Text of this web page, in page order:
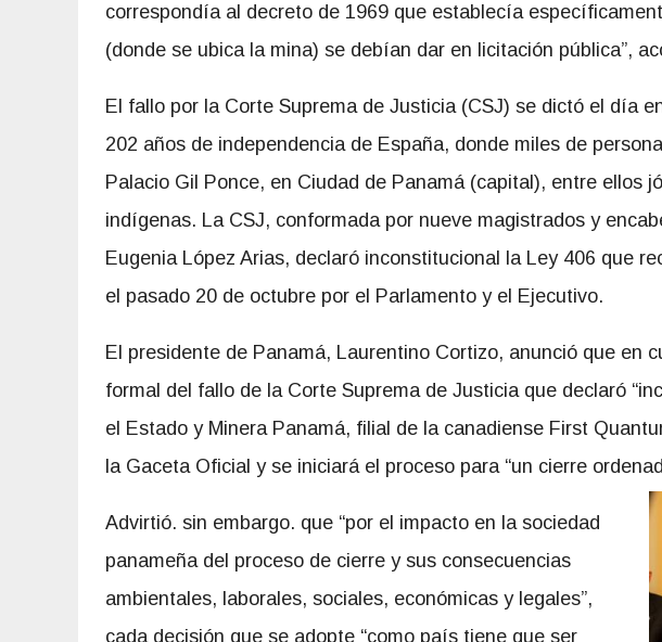
correspondía al decreto de 1969 que establecía
(donde se ubica la mina) se debían dar en licitación pública”,
El fallo por la Corte Suprema de Justicia (CSJ) se dictó el día
202 años de independencia de España, donde miles de
Palacio Gil Ponce, en Ciudad de Panamá (capital), entre ellos
indígenas. La CSJ, conformada por nueve magistrados y
Eugenia López Arias, declaró inconstitucional la Ley 406 que
el pasado 20 de octubre por el Parlamento y el Ejecutivo.
El presidente de Panamá, Laurentino Cortizo, anunció que en
formal del fallo de la Corte Suprema de Justicia que declaró
el Estado y Minera Panamá, filial de la canadiense First
la Gaceta Oficial y se iniciará el proceso para “un cierre
Advirtió. sin embargo. que “por el impacto en la sociedad
panameña del proceso de cierre y sus consecuencias
ambientales, laborales, sociales, económicas y legales”,
cada decisión que se adopte “como país tiene que ser